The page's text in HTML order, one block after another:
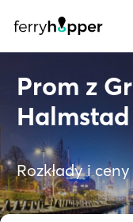
Prom z
Halmstad
Rozkłady i